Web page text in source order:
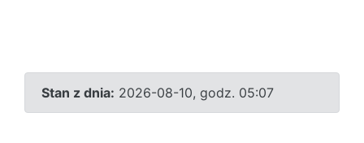
Stan z dnia: 2026-08-10, godz. 05:07